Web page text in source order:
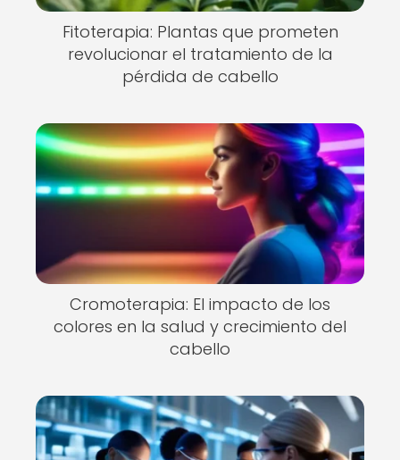
Fitoterapia: Plantas que prometen
revolucionar el tratamiento de la
pérdida de cabello
Cromoterapia: El impacto de los
colores en la salud y crecimiento del
cabello